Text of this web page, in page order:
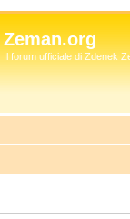
Zeman.org
Il forum ufficiale di Zdenek